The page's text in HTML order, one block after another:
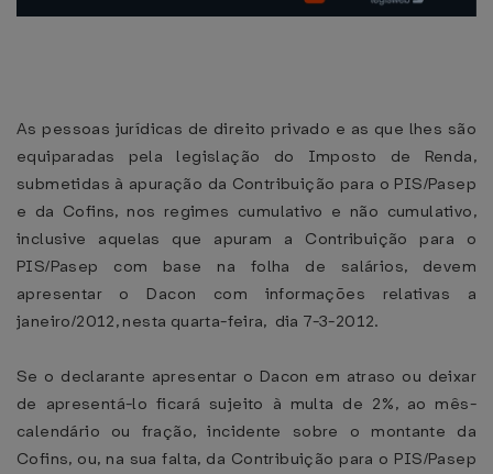
As pessoas jurídicas de direito privado e as que lhes são
equiparadas pela legislação do Imposto de Renda,
submetidas à apuração da Contribuição para o PIS/Pasep
e da Cofins, nos regimes cumulativo e não cumulativo,
inclusive aquelas que apuram a Contribuição para o
PIS/Pasep com base na folha de salários, devem
apresentar o Dacon com informações relativas a
janeiro/2012, nesta quarta-feira, dia 7-3-2012.
Se o declarante apresentar o Dacon em atraso ou deixar
de apresentá-lo ficará sujeito à multa de 2%, ao mês-
calendário ou fração, incidente sobre o montante da
Cofins, ou, na sua falta, da Contribuição para o PIS/Pasep